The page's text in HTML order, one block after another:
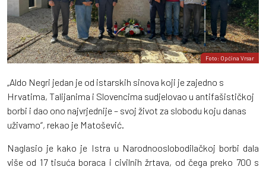
Foto: Općina Vrsar
„Aldo Negri jedan je od istarskih sinova koji je zajedno s
Hrvatima, Talijanima i Slovencima sudjelovao u antifašističkoj
borbi i dao ono najvrjednije – svoj život za slobodu koju danas
uživamo“, rekao je Matošević.
Naglasio je kako je Istra u Narodnooslobodilačkoj borbi dala
više od 17 tisuća boraca i civilnih žrtava, od čega preko 700 s